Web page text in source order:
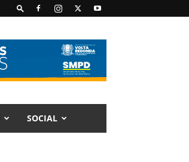
SOCIAL